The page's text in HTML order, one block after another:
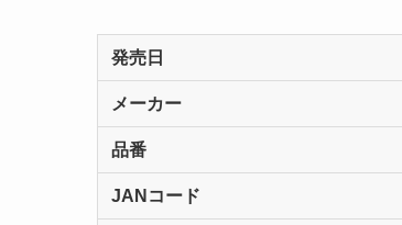
発売日
メーカー
品番
JANコード